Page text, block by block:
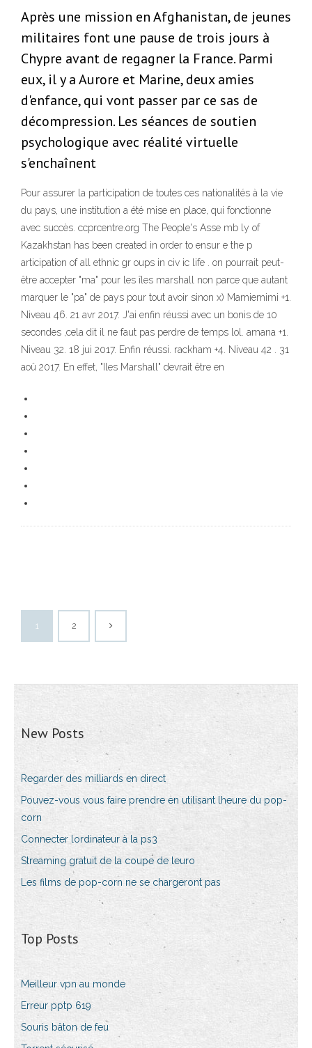
Après une mission en Afghanistan, de jeunes
militaires font une pause de trois jours à
Chypre avant de regagner la France. Parmi
eux, il y a Aurore et Marine, deux amies
d'enfance, qui vont passer par ce sas de
décompression. Les séances de soutien
psychologique avec réalité virtuelle
s'enchaînent
Pour assurer la participation de toutes ces nationalités à la vie
du pays, une institution a été mise en place, qui fonctionne
avec succès. ccprcentre.org The People's Asse mb ly of
Kazakhstan has been created in order to ensur e the p
articipation of all ethnic gr oups in civ ic life . on pourrait peut-
être accepter "ma" pour les îles marshall non parce que autant
marquer le "pa" de pays pour tout avoir sinon x) Mamiemimi +1.
Niveau 46. 21 avr 2017. J'ai enfin réussi avec un bonis de 10
secondes ,cela dit il ne faut pas perdre de temps lol. amana +1.
Niveau 32. 18 jui 2017. Enfin réussi. rackham +4. Niveau 42 . 31
aoû 2017. En effet, "Iles Marshall" devrait être en
1 2
New Posts
Regarder des milliards en direct
Pouvez-vous vous faire prendre en utilisant lheure du pop-
corn
Connecter lordinateur à la ps3
Streaming gratuit de la coupe de leuro
Les films de pop-corn ne se chargeront pas
Top Posts
Meilleur vpn au monde
Erreur pptp 619
Souris bâton de feu